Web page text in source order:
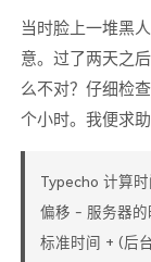
当时脸上一堆黑
意。过了两天之
么不对？仔细检
个小时。我便求
Typecho 计算
偏移 - 服务器的
标准时间 + (后